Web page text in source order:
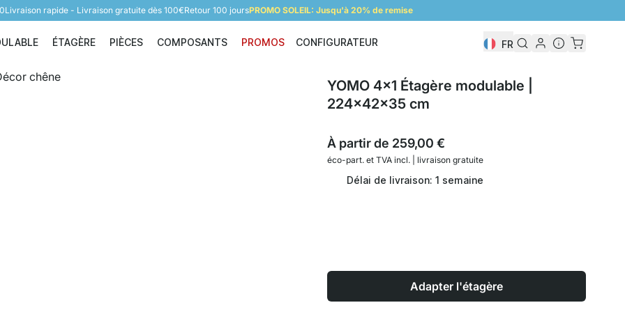
Livraison rapide - Livraison gratuite dès 100€Retour 100 joursPROMO SOLEIL: Jusqu'à 20% de remise
Étagère modulable
ÉTAGÈRE
Étagère
PIÈCES
Pièces
COMPOSANTS
Composants
PROMOS CONFIGURATEUR FR
YOMO 4x1 Étagère modulable |
224x42x35 cm
À partir de 259,00 €
éco-part. etTVA incl. | livraison gratuite
Délai de livraison: 1 semaine
Adapter l'étagère